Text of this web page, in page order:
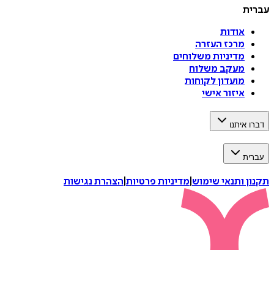
עברית
אודות
מרכז העזרה
מדיניות משלוחים
מעקב משלוח
מועדון לקוחות
איזור אישי
דברו איתנו
עברית
תקנון ותנאי שימוש מדיניות פרטיות הצהרת נגישות